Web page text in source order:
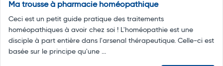
Ma trousse à pharmacie homéopathique
Ceci est un petit guide pratique des traitements
homéopathiques à avoir chez soi ! L'homéopathie est une
disciple à part entière dans l'arsenal thérapeutique. Celle-ci est
basée sur le principe qu'une ...